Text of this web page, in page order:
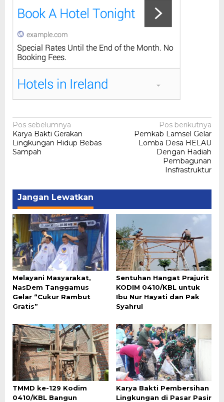
Navigasi
pos
Pos sebelumnya
Karya Bakti Gerakan
Lingkungan Hidup Bebas
Sampah
Pos berikutnya
Pemkab Lamsel Gelar
Lomba Desa HELAU
Dengan Hadiah
Pembagunan
Insfrastruktur
Jangan Lewatkan
Melayani Masyarakat,
NasDem Tanggamus
Gelar “Cukur Rambut
Gratis”
Sentuhan Hangat Prajurit
KODIM 0410/KBL untuk
Ibu Nur Hayati dan Pak
Syahrul
TMMD ke-129 Kodim
0410/KBL Bangun
Karya Bakti Pembersihan
Lingkungan di Pasar Pasir